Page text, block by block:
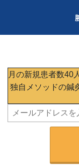
月の新規患者数40
独自メソッドの鍼